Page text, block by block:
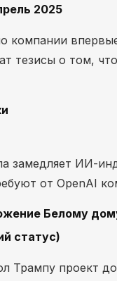
2025
компании
тезисы о том,
замедляет ИИ-
от OpenAI
Белому
статус)
Трампу проект